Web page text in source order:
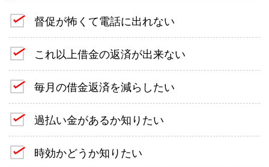
督促が怖くて電話に出れない
これ以上借金の返済が出来ない
毎月の借金返済を減らしたい
過払い金があるか知りたい
時効かどうか知りたい